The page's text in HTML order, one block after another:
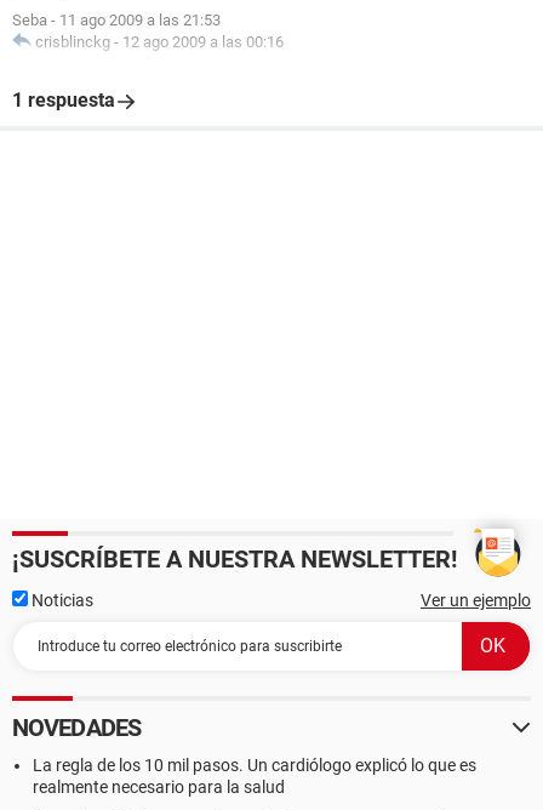
Seba - 11 ago 2009 a las 21:53
crisblinckg - 12 ago 2009 a las 00:16
1 respuesta
¡SUSCRÍBETE A NUESTRA NEWSLETTER!
Noticias Ver un ejemplo
NOVEDADES
La regla de los 10 mil pasos. Un cardiólogo explicó lo que es
realmente necesario para la salud